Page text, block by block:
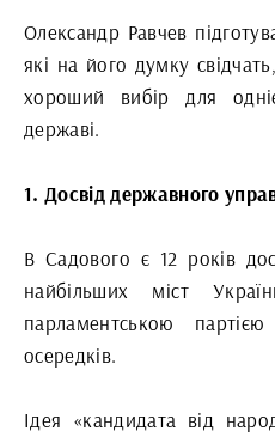
Олександр Равчев
які на його думку
хороший вибір для
державі.
1. Досвід державного
В Садового є 12 років
найбільших міст
парламентською
осередків.
Ідея «кандидата від